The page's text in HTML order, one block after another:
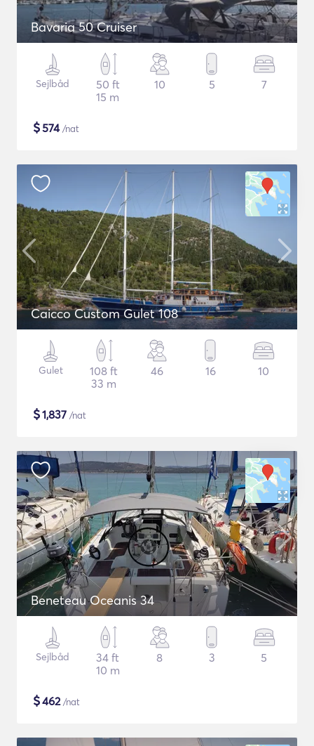
Bavaria 50 Cruiser
Sejlbåd
50 ft
15 m
10 5 7
$574/nat
Caicco Custom Gulet 108
Gulet
108 ft
33 m
46 16 10
$1,837 /nat
Beneteau Oceanis 34
Sejlbåd
34 ft
10 m
8 3 5
$462/nat